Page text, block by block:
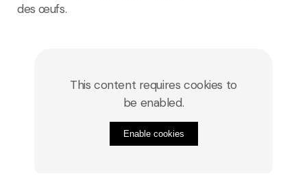
des œufs.
This content requires cookies to
be enabled.
Enable cookies